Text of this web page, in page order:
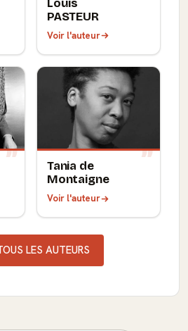
PASTEUR
Voir l'auteur
Tania de
Montaigne
Voir l'auteur
LES AUTEURS